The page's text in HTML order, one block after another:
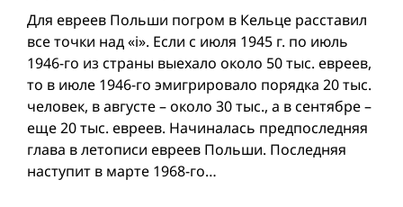
Для евреев Польши погром в Кельце расставил
все точки над «i». Если с июля 1945 г. по июль
1946-го из страны выехалo около 50 тыс. евреев,
то в июле 1946-го эмигрировалo порядка 20 тыс.
человек, в августе – около 30 тыс., а в сентябре –
еще 20 тыс. евреев. Начиналась предпоследняя
глава в летописи евреев Польши. Последняя
наступит в марте 1968-го…